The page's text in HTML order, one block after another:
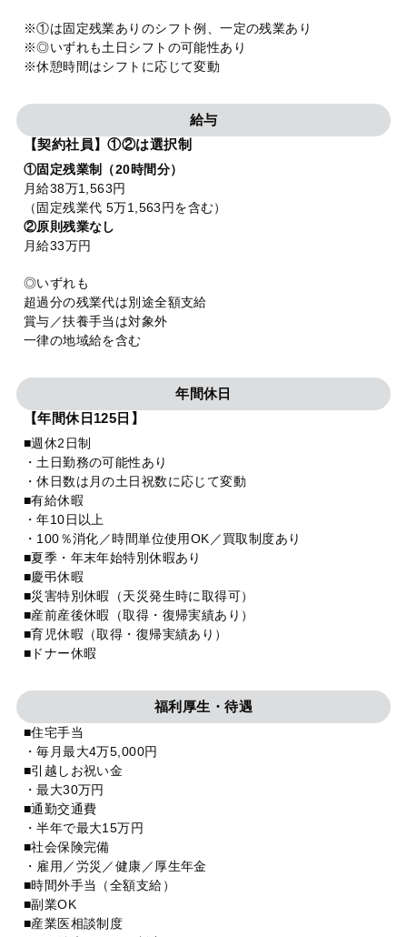
※①は固定残業ありのシフト例、一定の残業あり
※◎いずれも土日シフトの可能性あり
※休憩時間はシフトに応じて変動
給与
【契約社員】①②は選択制
①固定残業制（20時間分）
月給38万1,563円
（固定残業代 5万1,563円を含む）
②原則残業なし
月給33万円
◎いずれも
超過分の残業代は別途全額支給
賞与／扶養手当は対象外
一律の地域給を含む
年間休日
【年間休日125日】
■週休2日制
・土日勤務の可能性あり
・休日数は月の土日祝数に応じて変動
■有給休暇
・年10日以上
・100％消化／時間単位使用OK／買取制度あり
■夏季・年末年始特別休暇あり
■慶弔休暇
■災害特別休暇（天災発生時に取得可）
■産前産後休暇（取得・復帰実績あり）
■育児休暇（取得・復帰実績あり）
■ドナー休暇
福利厚生・待遇
■住宅手当
・毎月最大4万5,000円
■引越しお祝い金
・最大30万円
■通勤交通費
・半年で最大15万円
■社会保険完備
・雇用／労災／健康／厚生年金
■時間外手当（全額支給）
■副業OK
■産業医相談制度